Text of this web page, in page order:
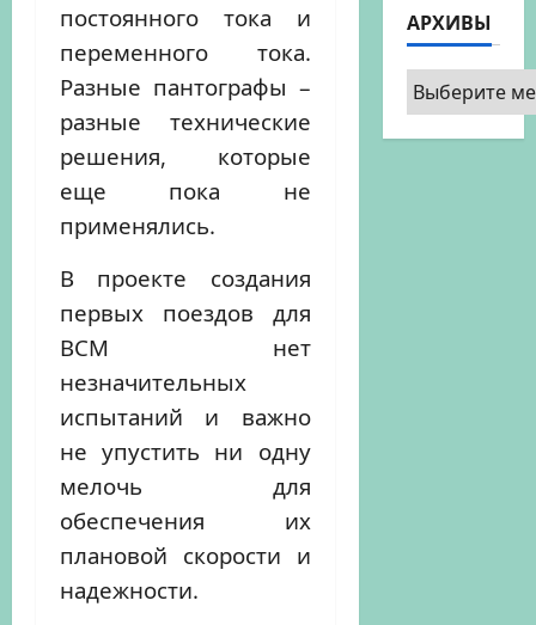
постоянного тока и
переменного тока.
Разные пантографы –
разные технические
решения, которые
еще пока не
применялись.
В проекте создания
первых поездов для
ВСМ нет
незначительных
испытаний и важно
не упустить ни одну
мелочь для
обеспечения их
плановой скорости и
надежности.
АРХИВЫ
Архивы